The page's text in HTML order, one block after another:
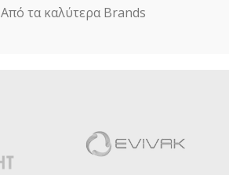
Από τα καλύτερα Βrands